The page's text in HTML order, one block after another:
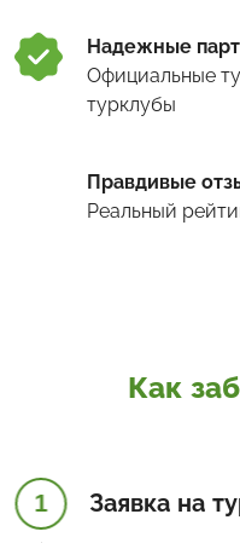
Надежные
Официальные
турклубы
Правдивые
Реальный
Как
1 Заявка на